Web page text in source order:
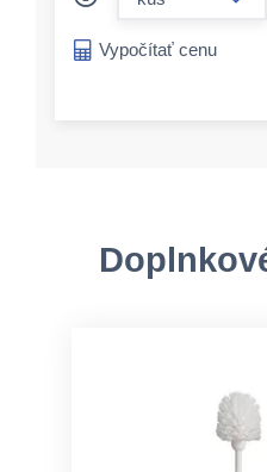
Vypočítať cenu